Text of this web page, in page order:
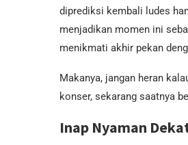
diprediksi kembali ludes
menjadikan momen ini
menikmati akhir pekan
Makanya, jangan heran
konser, sekarang saatnya
Inap Nyaman